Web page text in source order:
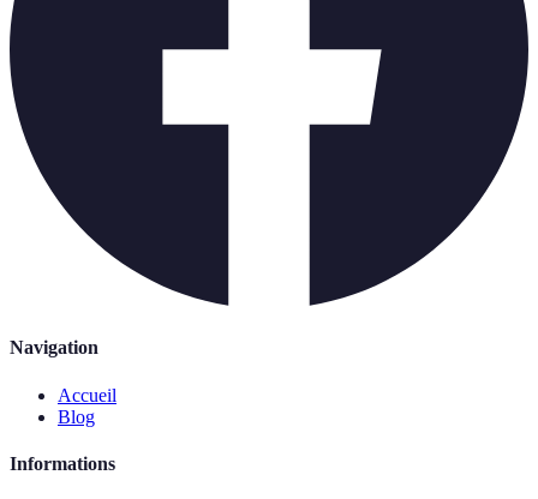
Navigation
Accueil
Blog
Informations